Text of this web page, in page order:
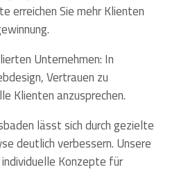
erreichen Sie mehr Klienten
Unternehmen: In
Vertrauen zu
Klienten anzusprechen.
lässt sich durch gezielte
deutlich verbessern. Unsere
Konzepte für